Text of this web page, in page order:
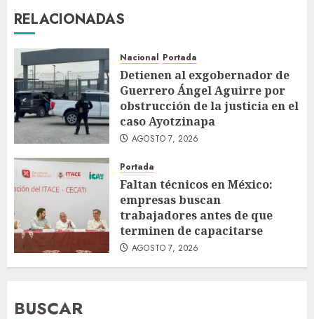
RELACIONADAS
Nacional Portada
Detienen al exgobernador de
Guerrero Ángel Aguirre por
obstrucción de la justicia en el
caso Ayotzinapa
AGOSTO 7, 2026
Portada
Faltan técnicos en México:
empresas buscan
trabajadores antes de que
terminen de capacitarse
AGOSTO 7, 2026
BUSCAR